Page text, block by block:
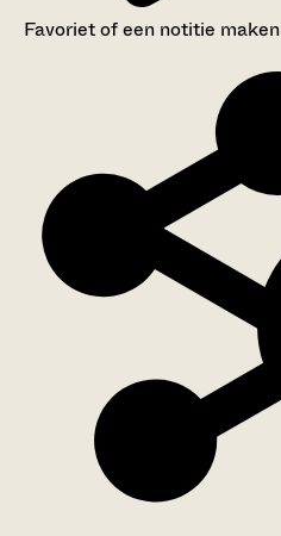
Favoriet of een notitie maken